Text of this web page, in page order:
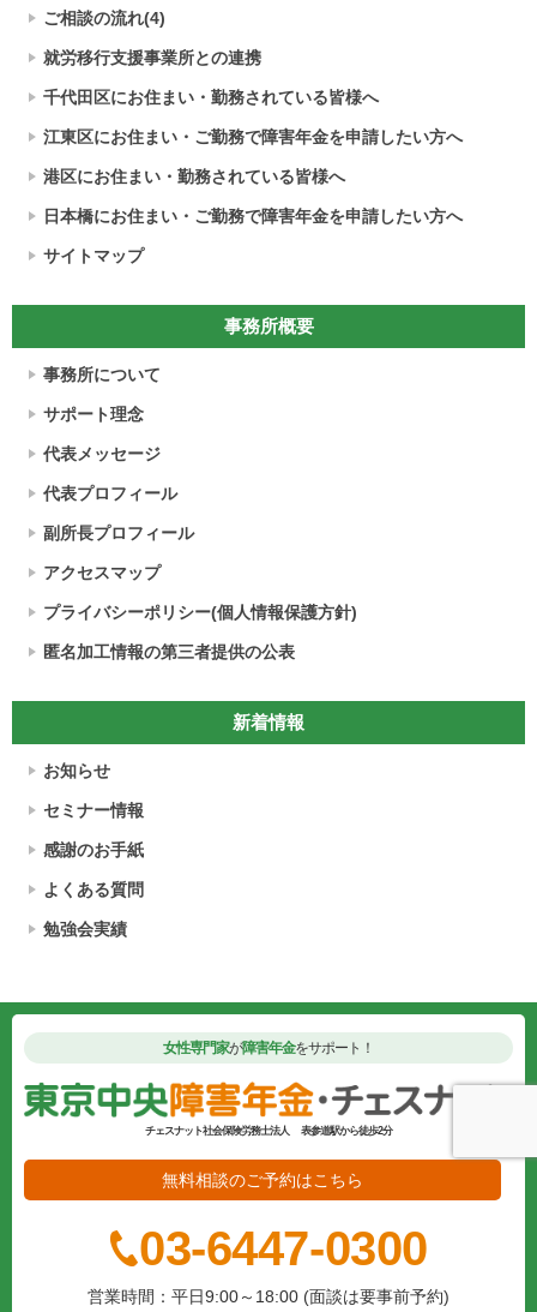
ご相談の流れ(4)
就労移行支援事業所との連携
千代田区にお住まい・勤務されている皆様へ
江東区にお住まい・ご勤務で障害年金を申請したい方へ
港区にお住まい・勤務されている皆様へ
日本橋にお住まい・ご勤務で障害年金を申請したい方へ
サイトマップ
事務所概要
事務所について
サポート理念
代表メッセージ
代表プロフィール
副所長プロフィール
アクセスマップ
プライバシーポリシー(個人情報保護方針)
匿名加工情報の第三者提供の公表
新着情報
お知らせ
セミナー情報
感謝のお手紙
よくある質問
勉強会実績
女性専門家が障害年金をサポート！
チェスナット社会保険労務士法人 表参道駅から徒歩2分
無料相談のご予約はこちら
03-6447-0300
営業時間：平日9:00～18:00 (面談は要事前予約)